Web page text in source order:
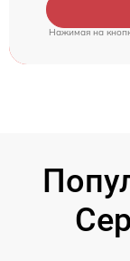
Нажимая на